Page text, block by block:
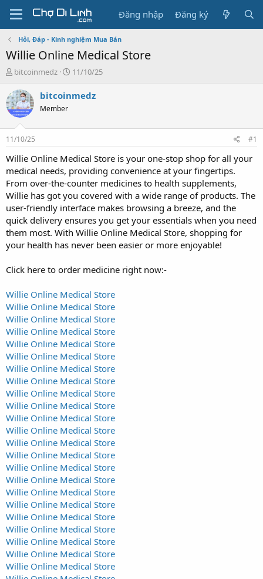
Đăng nhập Đăng ký
Hỏi, Đáp - Kinh nghiệm Mua Bán
Willie Online Medical Store
T
r
e
a
s
t
a
t
e
r
bitcoinmedz
N
à
11/10/25
bitcoinmedz
Member
11/10/25 #1
Willie Online Medical Store is your one-stop shop for all your
medical needs, providing convenience at your fingertips.
From over-the-counter medicines to health supplements,
Willie has got you covered with a wide range of products. The
user-friendly interface makes browsing a breeze, and the
quick delivery ensures you get your essentials when you need
them most. With Willie Online Medical Store, shopping for
your health has never been easier or more enjoyable!
Click here to order medicine right now:-
Willie Online Medical Store
Willie Online Medical Store
Willie Online Medical Store
Willie Online Medical Store
Willie Online Medical Store
Willie Online Medical Store
Willie Online Medical Store
Willie Online Medical Store
Willie Online Medical Store
Willie Online Medical Store
Willie Online Medical Store
Willie Online Medical Store
Willie Online Medical Store
Willie Online Medical Store
Willie Online Medical Store
Willie Online Medical Store
Willie Online Medical Store
Willie Online Medical Store
Willie Online Medical Store
Willie Online Medical Store
Willie Online Medical Store
Willie Online Medical Store
Willie Online Medical Store